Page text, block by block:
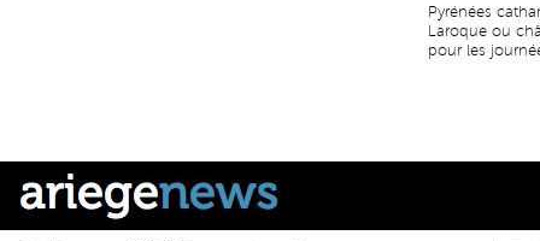
Pyrénées
Laroque ou
pour les